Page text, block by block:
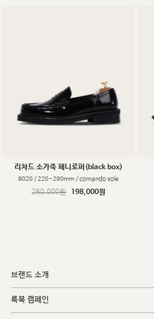
리차드 소가죽 페니로퍼(black box)
8020 / 220~290mm / comando sole
260,000원 198,000원
브랜드 소개
룩북 캠페인